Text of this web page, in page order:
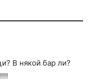
В някой бар ли?